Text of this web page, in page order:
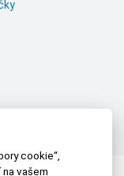
cookie“,
vašem